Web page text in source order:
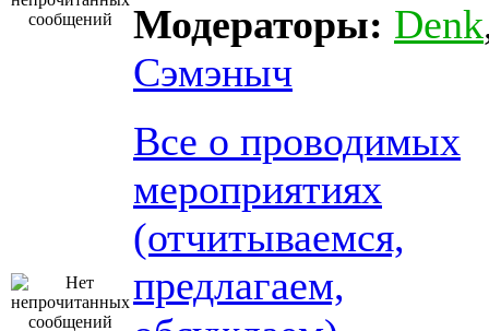
Модераторы: Denk
Сэмэныч
Все о проводимых
мероприятиях
(отчитываемся,
предлагаем,